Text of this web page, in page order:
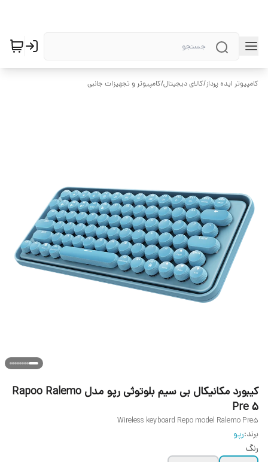
کامپیوتر ایده پرداز/کالای دیجیتال/کامپیوتر و تجهیزات جانبی
کیبورد مکانیکال بی سیم بلوتوثی رپو مدل Rapoo Ralemo
Pre 5
Wireless keyboard Repo model Ralemo Pre5
برند:رپو
رنگ